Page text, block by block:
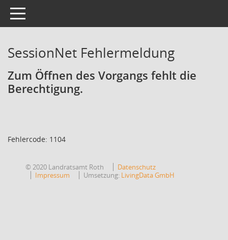
Toggle navigation
SessionNet Fehlermeldung
Zum Öffnen des Vorgangs fehlt die
Berechtigung.
Fehlercode: 1104
© 2020 Landratsamt Roth
Datenschutz
Impressum
Umsetzung: LivingData GmbH